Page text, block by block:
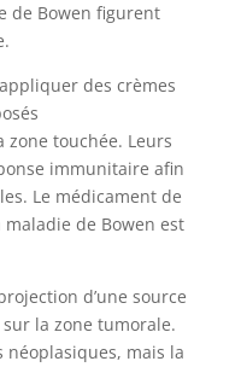
de Bowen figurent
des crèmes
touchée. Leurs
immunitaire afin
Le médicament de
de Bowen est
d’une source
la zone tumorale.
néoplasiques, mais la